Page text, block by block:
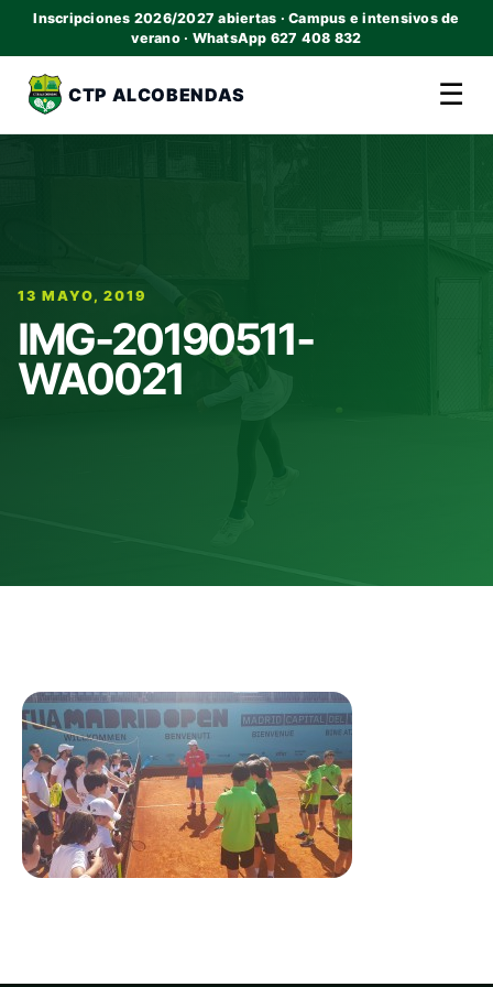
Inscripciones 2026/2027 abiertas · Campus e intensivos de
verano · WhatsApp 627 408 832
CTP ALCOBENDAS ☰
13 MAYO, 2019
IMG-20190511-
WA0021